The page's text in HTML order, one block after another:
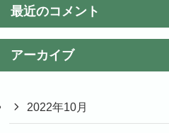
最近のコメント
アーカイブ
2022年10月